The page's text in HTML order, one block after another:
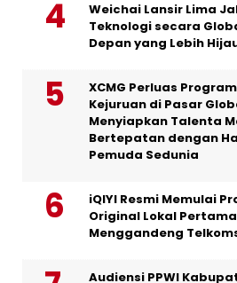
Weichai Lansir Lima
Teknologi secara
Depan yang Lebih
XCMG Perluas
Kejuruan di Pasar
Menyiapkan Talenta
Bertepatan dengan
Pemuda Sedunia
iQIYI Resmi Memulai
Original Lokal
Menggandeng
Audiensi PPWI